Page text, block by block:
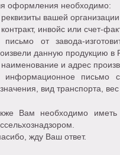
оформления необходимо:
вашей
инвойс или счет-
от завода-
данную продукцию в
и адрес
письмо с
вид транспорта,
Вам необходимо иметь
жду Ваш ответ.